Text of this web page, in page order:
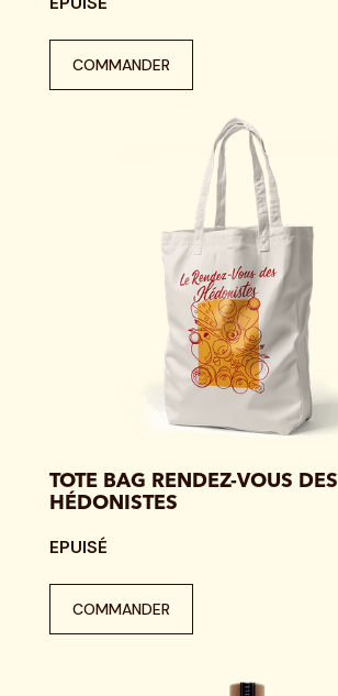
COMMANDER
TOTE BAG RENDEZ-VOUS DES
HÉDONISTES
EPUISÉ
COMMANDER